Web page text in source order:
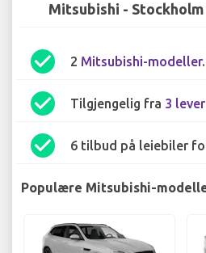
Mitsubishi -
check_circle 2 Mitsubishi-modeller.
check_circle Tilgjengelig fra 3
check_circle 6 tilbud på leiebiler
Populære Mitsubishi-